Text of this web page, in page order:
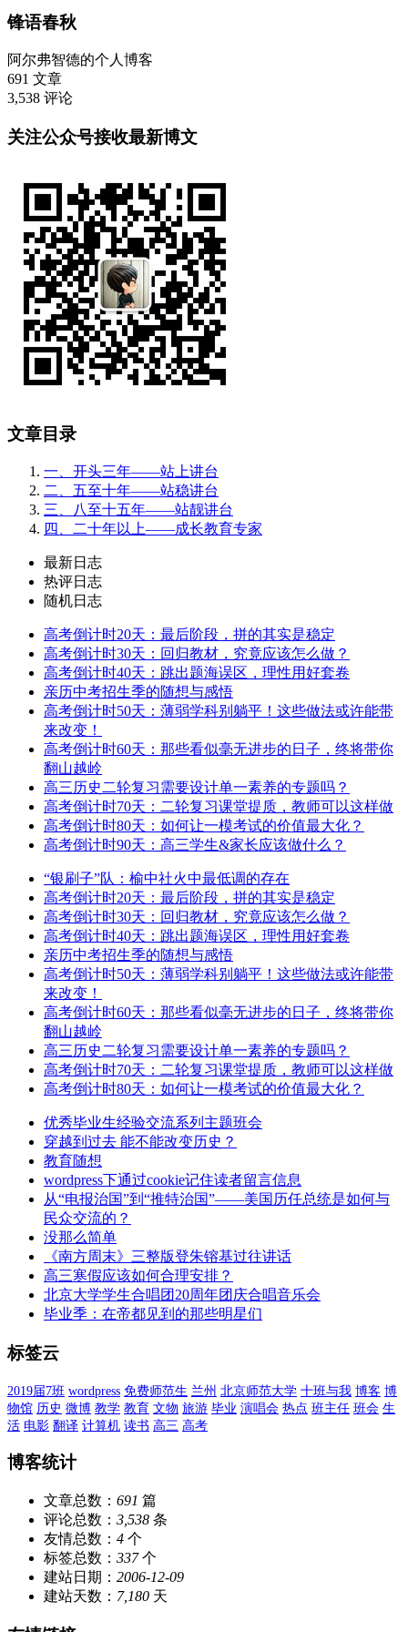
锋语春秋
阿尔弗智德的个人博客
691 文章
3,538 评论
关注公众号接收最新博文
文章目录
一、开头三年——站上讲台
二、五至十年——站稳讲台
三、八至十五年——站靓讲台
四、二十年以上——成长教育专家
最新日志
热评日志
随机日志
高考倒计时20天：最后阶段，拼的其实是稳定
高考倒计时30天：回归教材，究竟应该怎么做？
高考倒计时40天：跳出题海误区，理性用好套卷
亲历中考招生季的随想与感悟
高考倒计时50天：薄弱学科别躺平！这些做法或许能带
来改变！
高考倒计时60天：那些看似毫无进步的日子，终将带你
翻山越岭
高三历史二轮复习需要设计单一素养的专题吗？
高考倒计时70天：二轮复习课堂提质，教师可以这样做
高考倒计时80天：如何让一模考试的价值最大化？
高考倒计时90天：高三学生&家长应该做什么？
“银刷子”队：榆中社火中最低调的存在
高考倒计时20天：最后阶段，拼的其实是稳定
高考倒计时30天：回归教材，究竟应该怎么做？
高考倒计时40天：跳出题海误区，理性用好套卷
亲历中考招生季的随想与感悟
高考倒计时50天：薄弱学科别躺平！这些做法或许能带
来改变！
高考倒计时60天：那些看似毫无进步的日子，终将带你
翻山越岭
高三历史二轮复习需要设计单一素养的专题吗？
高考倒计时70天：二轮复习课堂提质，教师可以这样做
高考倒计时80天：如何让一模考试的价值最大化？
优秀毕业生经验交流系列主题班会
穿越到过去 能不能改变历史？
教育随想
wordpress下通过cookie记住读者留言信息
从“电报治国”到“推特治国”——美国历任总统是如何与
民众交流的？
没那么简单
《南方周末》三整版登朱镕基过往讲话
高三寒假应该如何合理安排？
北京大学学生合唱团20周年团庆合唱音乐会
毕业季：在帝都见到的那些明星们
标签云
2019届7班 wordpress 免费师范生 兰州 北京师范大学 十班与我 博客 博
物馆 历史 微博 教学 教育 文物 旅游 毕业 演唱会 热点 班主任 班会 生
活 电影 翻译 计算机 读书 高三 高考
博客统计
文章总数： 691 篇
评论总数： 3,538 条
友情总数： 4 个
标签总数： 337个
建站日期： 2006-12-09
建站天数： 7,180 天